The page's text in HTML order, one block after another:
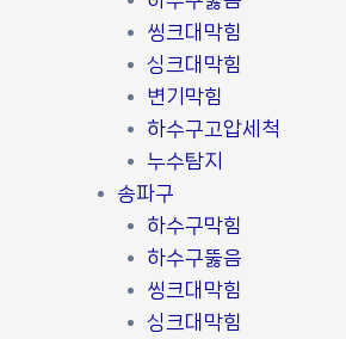
씽크대막힘
싱크대막힘
변기막힘
하수구고압세척
누수탐지
송파구
하수구막힘
하수구뚫음
씽크대막힘
싱크대막힘